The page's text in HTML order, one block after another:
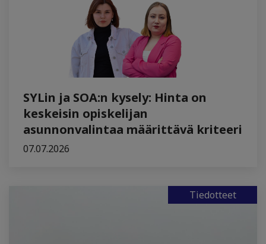
SYLin ja SOA:n kysely: Hinta on
keskeisin opiskelijan
asunnonvalintaa määrittävä kriteeri
07.07.2026
Tiedotteet